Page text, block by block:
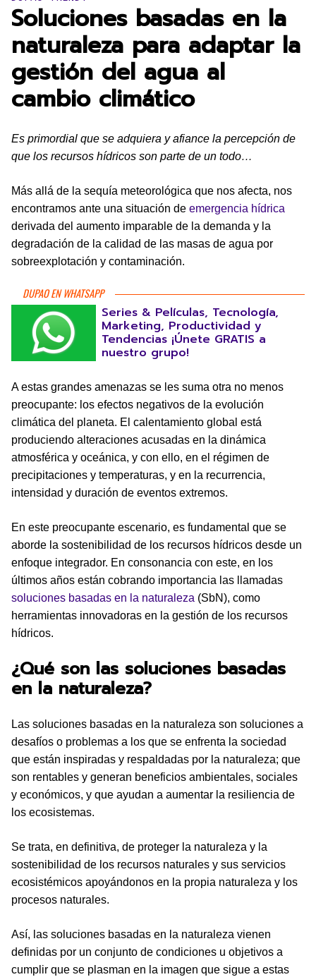
Soluciones basadas en la
naturaleza para adaptar la
gestión del agua al
cambio climático
Es primordial que se adquiera y afiance la percepción de
que los recursos hídricos son parte de un todo…
Más allá de la sequía meteorológica que nos afecta, nos
encontramos ante una situación de emergencia hídrica
derivada del aumento imparable de la demanda y la
degradación de la calidad de las masas de agua por
sobreexplotación y contaminación.
DUPAO EN WHATSAPP
Series & Películas, Tecnología,
Marketing, Productividad y
Tendencias ¡Únete GRATIS a
nuestro grupo!
A estas grandes amenazas se les suma otra no menos
preocupante: los efectos negativos de la evolución
climática del planeta. El calentamiento global está
produciendo alteraciones acusadas en la dinámica
atmosférica y oceánica, y con ello, en el régimen de
precipitaciones y temperaturas, y en la recurrencia,
intensidad y duración de eventos extremos.
En este preocupante escenario, es fundamental que se
aborde la sostenibilidad de los recursos hídricos desde un
enfoque integrador. En consonancia con este, en los
últimos años están cobrando importancia las llamadas
soluciones basadas en la naturaleza (SbN), como
herramientas innovadoras en la gestión de los recursos
hídricos.
¿Qué son las soluciones basadas
en la naturaleza?
Las soluciones basadas en la naturaleza son soluciones a
desafíos o problemas a los que se enfrenta la sociedad
que están inspiradas y respaldadas por la naturaleza; que
son rentables y generan beneficios ambientales, sociales
y económicos, y que ayudan a aumentar la resiliencia de
los ecosistemas.
Se trata, en definitiva, de proteger la naturaleza y la
sostenibilidad de los recursos naturales y sus servicios
ecosistémicos apoyándonos en la propia naturaleza y los
procesos naturales.
Así, las soluciones basadas en la naturaleza vienen
definidas por un conjunto de condiciones u objetivos a
cumplir que se plasman en la imagen que sigue a estas